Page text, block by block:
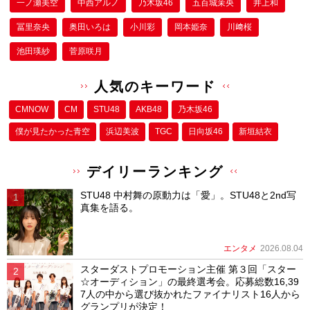
一ノ瀬美空 中西アルノ 乃木坂46 五百城茉央 井上和
冨里奈央 奥田いろは 小川彩 岡本姫奈 川﨑桜
池田瑛紗 菅原咲月
人気のキーワード
CMNOW CM STU48 AKB48 乃木坂46
僕が⾒たかった⻘空 浜辺美波 TGC 日向坂46 新垣結衣
デイリーランキング
STU48 中村舞の原動力は「愛」。STU48と2nd写
真集を語る。
エンタメ 2026.08.04
スターダストプロモーション主催 第３回「スター
☆オーディション」の最終選考会。応募総数16,39
7人の中から選び抜かれたファイナリスト16人から
グランプリが決定！